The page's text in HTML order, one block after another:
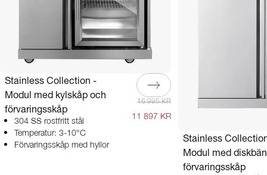
Stainless Collection -
Modul med kylskåp och
förvaringsskåp
304 SS rostfritt stål
Temperatur: 3-10°C
Förvaringsskåp med hyllor
16 995 KR
11 897 KR
Stainless
Modul med
förvaringsskåp